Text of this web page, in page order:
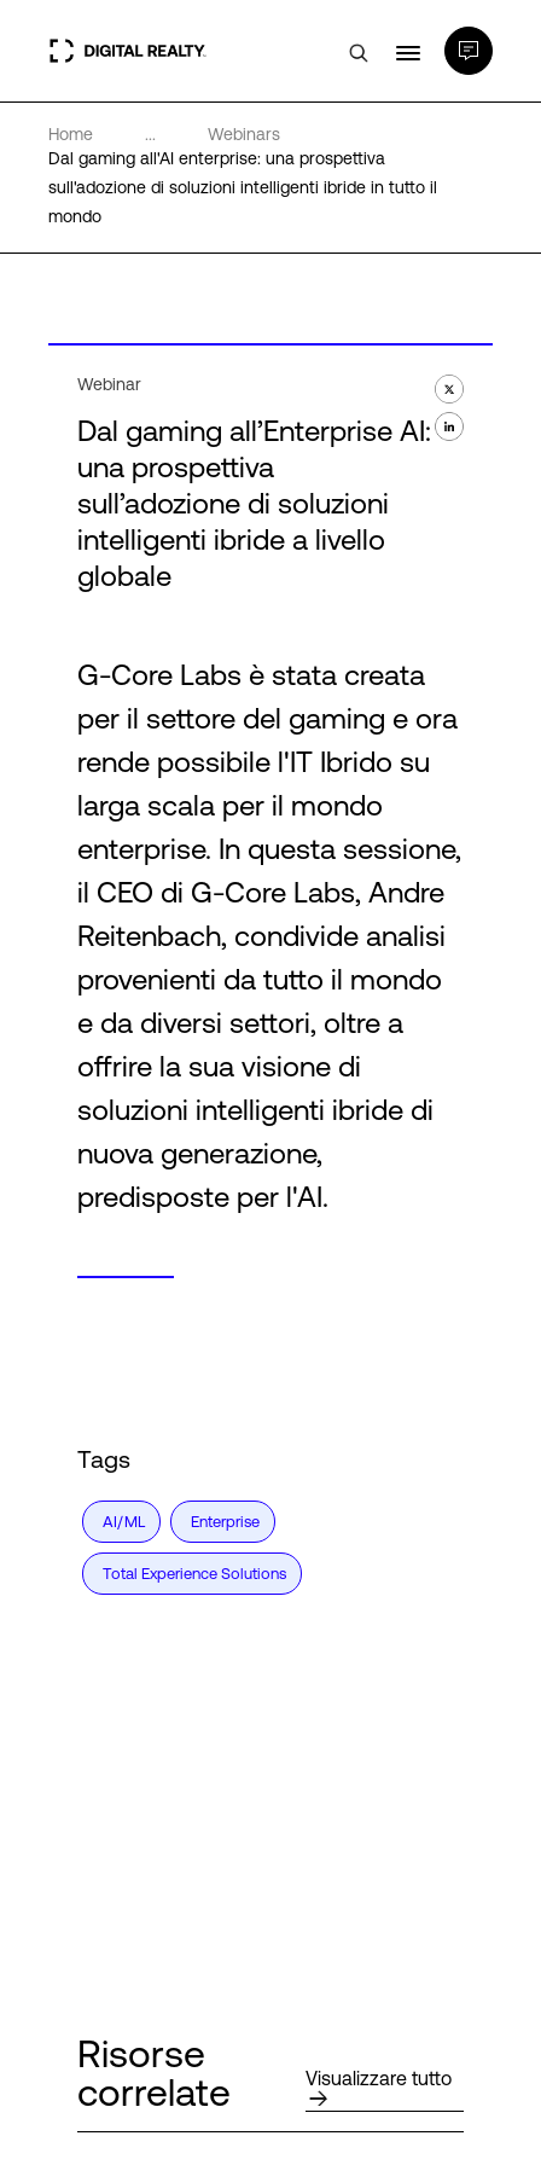
Data center
PlatformDIGITAL®
Competenze e Risorse
Chi Siamo
Language
Home ...
Webinars
Dal gaming all'AI enterprise: una prospettiva
sull'adozione di soluzioni intelligenti ibride in tutto il
mondo
Webinar
Dal gaming all’Enterprise AI:
una prospettiva
sull’adozione di soluzioni
intelligenti ibride a livello
globale
G-Core Labs è stata creata
per il settore del gaming e ora
rende possibile l'IT Ibrido su
larga scala per il mondo
enterprise. In questa sessione,
il CEO di G-Core Labs, Andre
Reitenbach, condivide analisi
provenienti da tutto il mondo
e da diversi settori, oltre a
offrire la sua visione di
soluzioni intelligenti ibride di
nuova generazione,
predisposte per l'AI.
Tags
AI/ML Enterprise
Total Experience Solutions
Risorse
correlate
Visualizzare tutto